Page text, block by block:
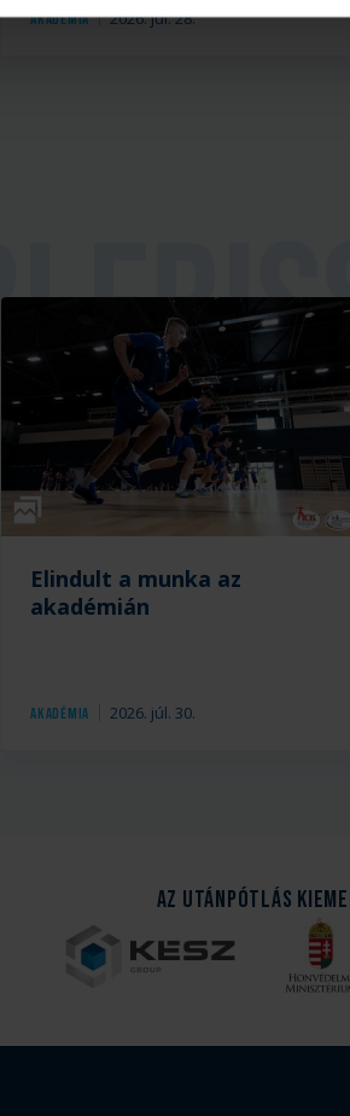
Akadémia 2026. júl. 28.
Galéria
Akadémia 2026. júl. 30.
Elindult a munka az
akadémián
Az Utánpótlás